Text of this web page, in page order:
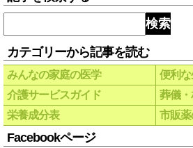
検索
カテゴリーから記事を読む
みんなの家庭の医学
便利
介護サービスガイド
葬儀・
栄養成分表
市販
Facebookページ